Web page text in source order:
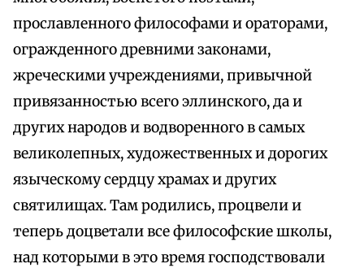
прославленного философами и ораторами,
огражденного древними законами,
жреческими учреждениями, привычной
привязанностью всего эллинского, да и
других народов и водворенного в самых
великолепных, художественных и дорогих
языческому сердцу храмах и других
святилищах. Там родились, процвели и
теперь доцветали все философские школы,
над которыми в это время господствовали